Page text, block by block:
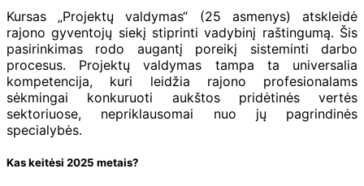
Kursas „Projektų valdymas“ (25 asmenys) atskleidė
rajono gyventojų siekį stiprinti vadybinį raštingumą. Šis
pasirinkimas rodo augantį poreikį sisteminti darbo
procesus. Projektų valdymas tampa ta universalia
kompetencija, kuri leidžia rajono profesionalams
sėkmingai konkuruoti aukštos pridėtinės vertės
sektoriuose, nepriklausomai nuo jų pagrindinės
specialybės.
Kas keitėsi 2025 metais?